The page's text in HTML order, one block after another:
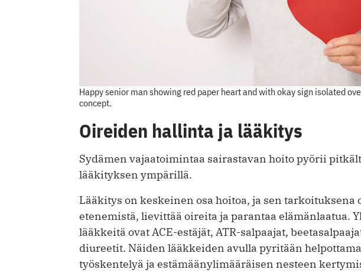
Happy senior man showing red paper heart and with okay sign isolated
concept.
Oireiden hallinta ja lääkitys
Sydämen vajaatoimintaa sairastavan hoito pyörii
lääkityksen ympärillä.
Lääkitys on keskeinen osa hoitoa, ja sen tarkoituksena
etenemistä, lievittää oireita ja parantaa elämänlaatua.
lääkkeitä ovat ACE-estäjät, ATR-salpaajat,
diureetit. Näiden lääkkeiden avulla pyritään
työskentelyä ja estämäänylimääräisen nesteen